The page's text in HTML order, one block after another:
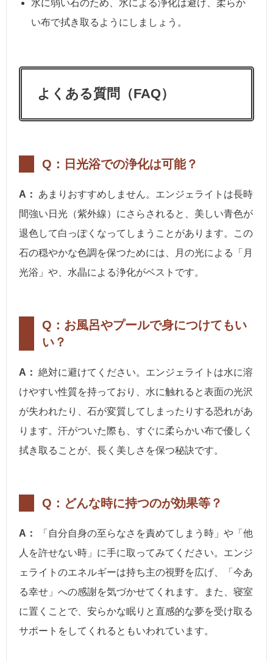
水に弱い石のため、水による浄化は避け、柔らか
い布で拭き取るようにしましょう。
よくある質問（FAQ）
Q：日光浴での浄化は可能？
A：
あまりおすすめしません。エンジェライトは長時
間強い日光（紫外線）にさらされると、美しい青色が
退色して白っぽくなってしまうことがあります。この
石の穏やかな色調を保つためには、月の光による「月
光浴」や、水晶による浄化がベストです。
Q：お風呂やプールで身につけてもい
い？
A： 絶対に避けてください。エンジェライトは水に溶
けやすい性質を持っており、水に触れると表面の光沢
が失われたり、石が変質してしまったりする恐れがあ
ります。汗がついた際も、すぐに柔らかい布で優しく
拭き取ることが、長く美しさを保つ秘訣です。
Q：どんな時に持つのが効果等？
A：
「自分自身の至らなさを責めてしまう時」や「他
人を許せない時」に手に取ってみてください。エンジ
ェライトのエネルギーは持ち主の視野を広げ、「今あ
る幸せ」への感謝を気づかせてくれます。また、寝室
に置くことで、安らかな眠りと直感的な夢を受け取る
サポートをしてくれるともいわれています。